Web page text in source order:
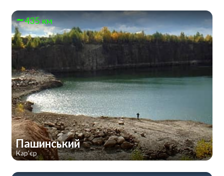
435 км
Пашинський
Кар'єр